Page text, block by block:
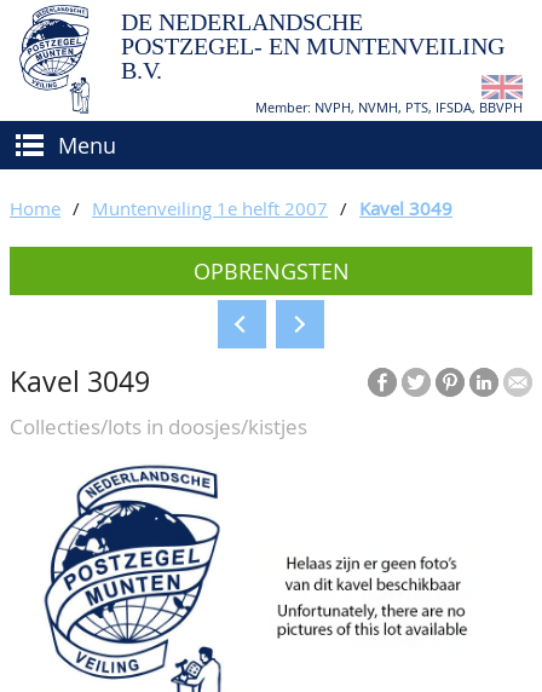
DE NEDERLANDSCHE
POSTZEGEL- EN MUNTENVEILING
B.V.
Member: NVPH, NVMH, PTS, IFSDA, BBVPH
Menu
(VER)KOPEN
Hoe verkopen?
Voorwaarden
BIEDEN
CATALOGI/OPBRENGSTEN
KEURINGSDIENST
AGENDA
OVER ONS
Ons Team
80 jarig bestaan
CONTACT
ACCOUNT
Home / Muntenveiling 1e helft 2007 / Kavel 3049
OPBRENGSTEN
Kavel 3049
Collecties/lots in doosjes/kistjes